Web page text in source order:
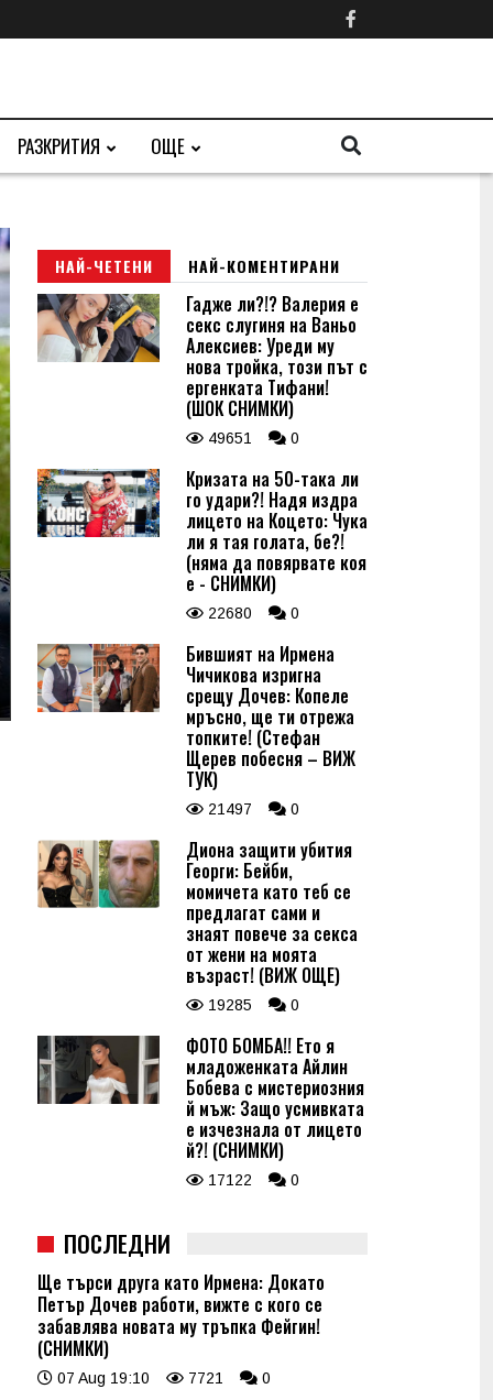
РАЗКРИТИЯ ОЩЕ
НАЙ-ЧЕТЕНИ НАЙ-КОМЕНТИРАНИ
Гадже ли?!? Валерия е
секс слугиня на Ваньо
Алексиев: Уреди му
нова тройка, този път с
ергенката Тифани!
(ШОК СНИМКИ)
49651 0
Кризата на 50-така ли
го удари?! Надя издра
лицето на Коцето: Чука
ли я тая голата, бе?!
(няма да повярвате коя
е - СНИМКИ)
22680 0
Бившият на Ирмена
Чичикова изригна
срещу Дочев: Копеле
мръсно, ще ти отрежа
топките! (Стефан
Щерев побесня – ВИЖ
ТУК)
21497 0
Диона защити убития
Георги: Бейби,
момичета като теб се
предлагат сами и
знаят повече за секса
от жени на моята
възраст! (ВИЖ ОЩЕ)
19285 0
ФОТО БОМБА!! Ето я
младоженката Айлин
Бобева с мистериозния
й мъж: Защо усмивката
е изчезнала от лицето
й?! (СНИМКИ)
17122 0
ПОСЛЕДНИ
Ще търси друга като Ирмена: Докато
Петър Дочев работи, вижте с кого се
забавлява новата му тръпка Фейгин!
(СНИМКИ)
07 Aug 19:10 7721 0